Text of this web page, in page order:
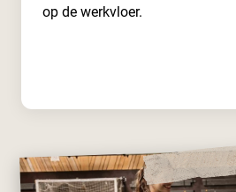
op de werkvloer.